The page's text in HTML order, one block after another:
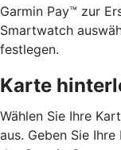
Garmin Pay™ zur
Smartwatch
festlegen.
Karte
Wählen Sie Ihre
aus. Geben Sie